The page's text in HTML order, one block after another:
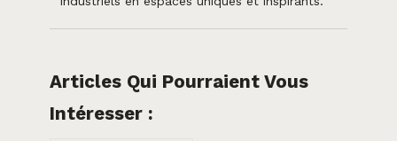
Articles Qui Pourraient Vous
Intéresser :